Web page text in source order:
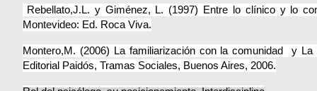
Rebellato,J.L. y Giménez, L. (1997) Entre lo clínico y lo
Montevideo: Ed. Roca Viva.
Montero,M. (2006) La familiarización con la comunidad y
Editorial Paidós, Tramas Sociales, Buenos Aires, 2006.